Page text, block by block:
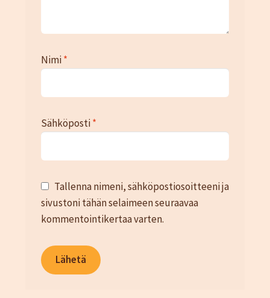
Nimi*
Sähköposti*
Tallenna nimeni, sähköpostiosoitteeni ja
sivustoni tähän selaimeen seuraavaa
kommentointikertaa varten.